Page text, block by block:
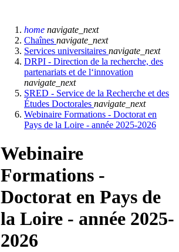
home navigate_next
Chaînes navigate_next
Services universitaires navigate_next
DRPI - Direction de la recherche, des
partenariats et de l‘innovation
navigate_next
SRED - Service de la Recherche et des
Études Doctorales navigate_next
Webinaire Formations - Doctorat en
Pays de la Loire - année 2025-2026
Webinaire
Formations -
Doctorat en Pays de
la Loire - année 2025-
2026